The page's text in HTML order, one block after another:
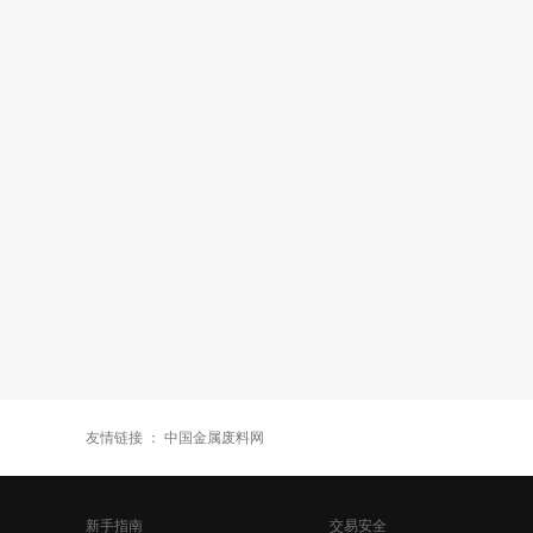
友情链接 ： 中国金属废料网
新手指南 交易安全